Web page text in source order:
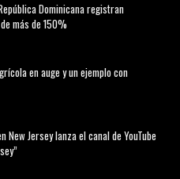
Dominicana registran
más de 150%
en auge y un ejemplo con
New Jersey lanza el canal de YouTube